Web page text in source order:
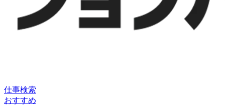
仕事検索
おすすめ